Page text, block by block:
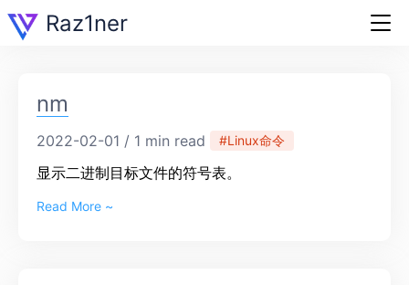
Raz1ner
nm
2022-02-01 / 1 min read #Linux命令
显示二进制目标文件的符号表。
Read More ~